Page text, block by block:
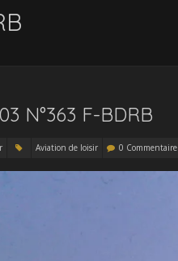
N°363 F-BDRB
Aviation de loisir 0 Commentaire